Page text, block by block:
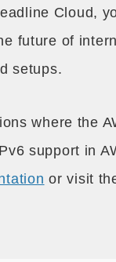
Cloud,
future of
setups.
where the
support in
or visit